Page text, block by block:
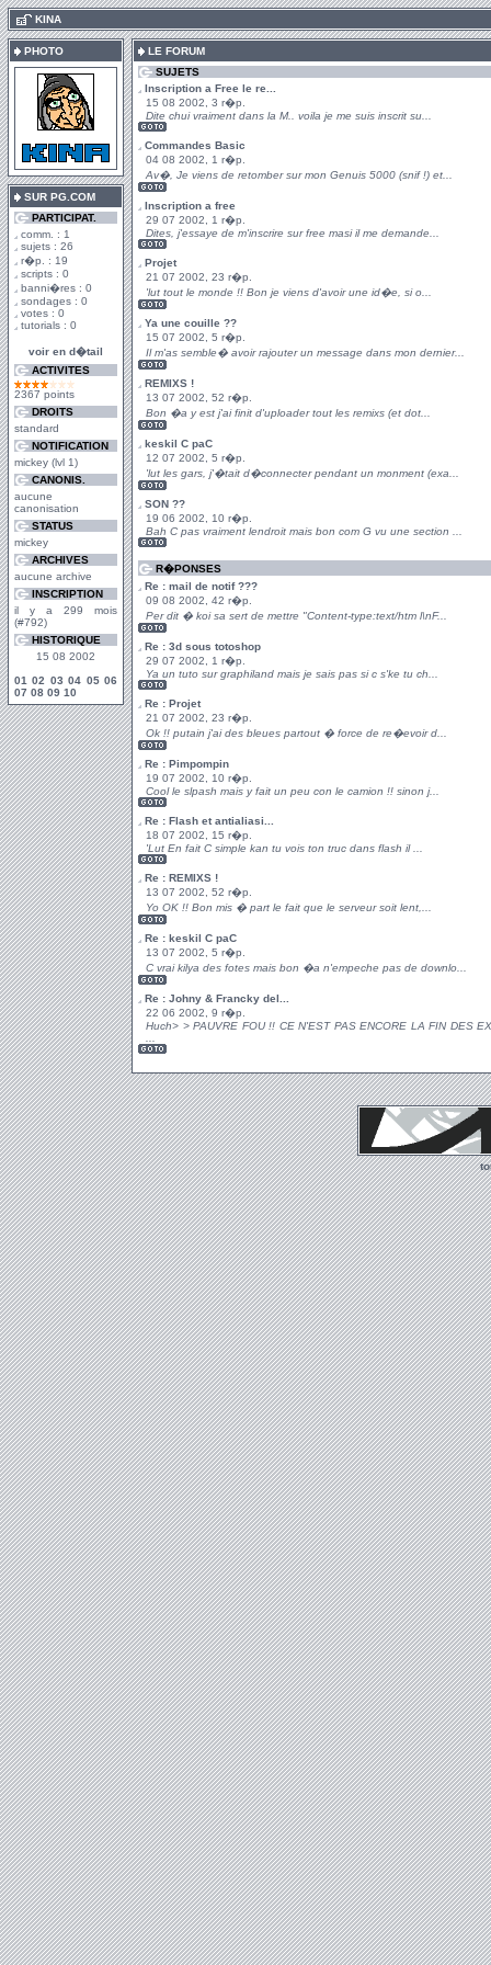
KINA
PHOTO
SUR PG.COM
PARTICIPAT.
comm. : 1
sujets : 26
r�p. : 19
scripts : 0
banni�res : 0
sondages : 0
votes : 0
tutorials : 0
voir en d�tail
ACTIVITES
2367 points
DROITS
standard
NOTIFICATION
mickey (lvl 1)
CANONIS.
aucune
canonisation
STATUS
mickey
ARCHIVES
aucune archive
INSCRIPTION
il y a 299 mois
(#792)
HISTORIQUE
15 08 2002
01 02 03 04 05 06
07 08 09 10
LE FORUM
SUJETS
Inscription a Free le re...
15 08 2002, 3 r�p.
Dite chui vraiment dans la M.. voila je me suis inscrit su...
Commandes Basic
04 08 2002, 1 r�p.
Av�, Je viens de retomber sur mon Genuis 5000 (snif !) et...
Inscription a free
29 07 2002, 1 r�p.
Dites, j'essaye de m'inscrire sur free masi il me demande...
Projet
21 07 2002, 23 r�p.
'lut tout le monde !! Bon je viens d'avoir une id�e, si o...
Ya une couille ??
15 07 2002, 5 r�p.
Il m'as semble� avoir rajouter un message dans mon dernier...
REMIXS !
13 07 2002, 52 r�p.
Bon �a y est j'ai finit d'uploader tout les remixs (et dot...
keskil C paC
12 07 2002, 5 r�p.
'lut les gars, j'�tait d�connecter pendant un monment (exa...
SON ??
19 06 2002, 10 r�p.
Bah C pas vraiment lendroit mais bon com G vu une section ...
R�PONSES
Re : mail de notif ???
09 08 2002, 42 r�p.
Per dit � koi sa sert de mettre "Content-type:text/htm l\nF...
Re : 3d sous totoshop
29 07 2002, 1 r�p.
Ya un tuto sur graphiland mais je sais pas si c s'ke tu ch...
Re : Projet
21 07 2002, 23 r�p.
Ok !! putain j'ai des bleues partout � force de re�evoir d...
Re : Pimpompin
19 07 2002, 10 r�p.
Cool le slpash mais y fait un peu con le camion !! sinon j...
Re : Flash et antialiasi...
18 07 2002, 15 r�p.
'Lut En fait C simple kan tu vois ton truc dans flash il ...
Re : REMIXS !
13 07 2002, 52 r�p.
Yo OK !! Bon mis � part le fait que le serveur soit lent,...
Re : keskil C paC
13 07 2002, 5 r�p.
C vrai kilya des fotes mais bon �a n'empeche pas de downlo...
Re : Johny & Francky del...
22 06 2002, 9 r�p.
Huch> > PAUVRE FOU !! CE N'EST PAS ENCORE LA FIN DES